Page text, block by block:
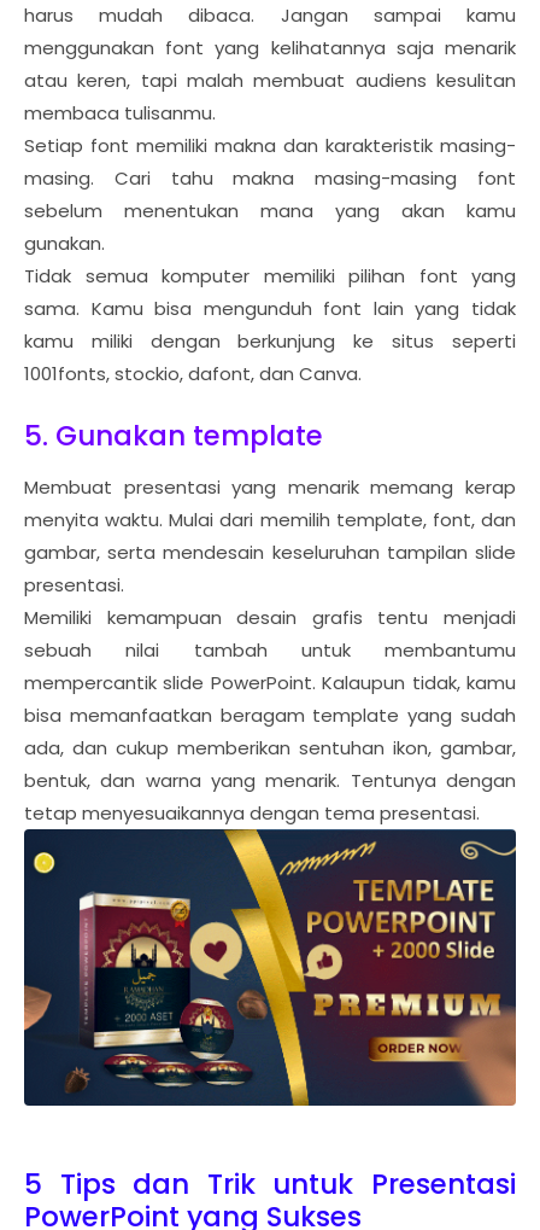
harus mudah dibaca. Jangan sampai kamu
menggunakan font yang kelihatannya saja menarik
atau keren, tapi malah membuat audiens kesulitan
membaca tulisanmu.
Setiap font memiliki makna dan karakteristik masing-
masing. Cari tahu makna masing-masing font
sebelum menentukan mana yang akan kamu
gunakan.
Tidak semua komputer memiliki pilihan font yang
sama. Kamu bisa mengunduh font lain yang tidak
kamu miliki dengan berkunjung ke situs seperti
1001fonts, stockio, dafont, dan Canva.
5. Gunakan template
Membuat presentasi yang menarik memang kerap
menyita waktu. Mulai dari memilih template, font, dan
gambar, serta mendesain keseluruhan tampilan slide
presentasi.
Memiliki kemampuan desain grafis tentu menjadi
sebuah nilai tambah untuk membantumu
mempercantik slide PowerPoint. Kalaupun tidak, kamu
bisa memanfaatkan beragam template yang sudah
ada, dan cukup memberikan sentuhan ikon, gambar,
bentuk, dan warna yang menarik. Tentunya dengan
tetap menyesuaikannya dengan tema presentasi.
5 Tips dan Trik untuk Presentasi
PowerPoint yang Sukses